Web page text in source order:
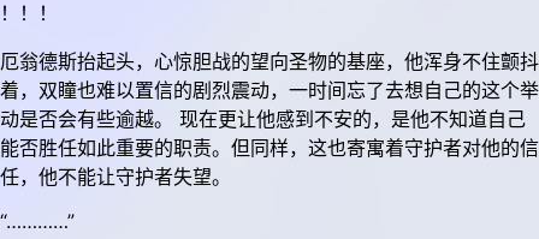
！！！
厄翁德斯抬起头，心惊胆战的望向圣物的基座，他浑身不住颤抖
着，双瞳也难以置信的剧烈震动，一时间忘了去想自己的这个举
动是否会有些逾越。 现在更让他感到不安的，是他不知道自己
能否胜任如此重要的职责。但同样，这也寄寓着守护者对他的信
任，他不能让守护者失望。
“…………”